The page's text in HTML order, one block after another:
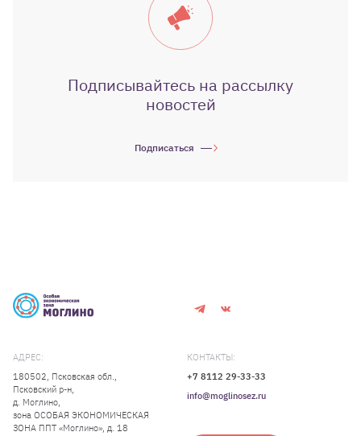
Подписывайтесь на рассылку
новостей
Подписаться
АДРЕС:
180502, Псковская обл.,
Псковский р-н,
д. Моглино,
зона ОСОБАЯ ЭКОНОМИЧЕСКАЯ
ЗОНА ППТ «Моглино», д. 18
КОНТАКТЫ:
+7 8112 29-33-33
info@moglinosez.ru